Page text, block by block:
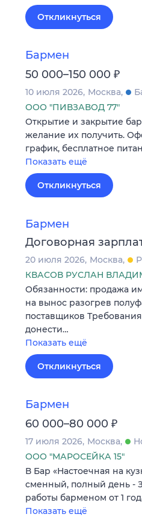
Откликнуться
Бармен
50 000–150 000 ₽
10 июля 2026 Москва
ООО "ПИВЗАВОД 77"
Открытие и закрытие
желание их получить.
график, бесплатное
Показать ещё
Откликнуться
Бармен
Договорная
20 июля 2026 Москва
КВАСОВ РУСЛАН
Обязанности: продажа
на вынос разогрев
поставщиков
донести…
Показать ещё
Откликнуться
Бармен
60 000–80 000 ₽
17 июля 2026 Москва
ООО "МАРОСЕЙКА 15"
В Бар «Настоечная на
сменный, полный день -
работы барменом от 1
Показать ещё